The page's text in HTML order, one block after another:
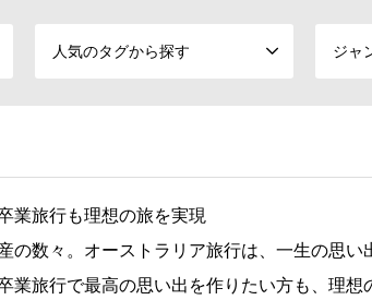
人気のタグから探す ジャ
業旅行も理想の旅を実現
の数々。オーストラリア旅行は、一生の思
業旅行で最高の思い出を作りたい方も、理